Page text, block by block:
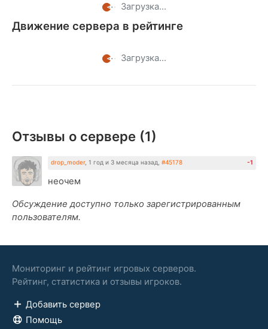
Загрузка...
Движение сервера в рейтинге
Загрузка...
Отзывы о сервере (1)
drop_moder, 1 год и 3 месяца назад #45178 -1
неочем
Обсуждение доступно только зарегистрированным
пользователям.
Мониторинг и рейтинг игровых серверов.
Рейтинг, статистика и отзывы игроков.
Добавить сервер
Помощь